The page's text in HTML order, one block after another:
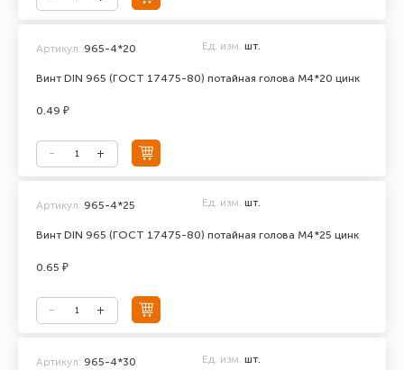
Винт DIN 965 (ГОСТ 17475-80) потайная голова М4*20 цинк
Артикул: 965-4*20 Ед. изм. шт.
0.49 ₽
Винт DIN 965 (ГОСТ 17475-80) потайная голова М4*25 цинк
Артикул: 965-4*25 Ед. изм. шт.
0.65 ₽
Артикул: 965-4*30 Ед. изм. шт.